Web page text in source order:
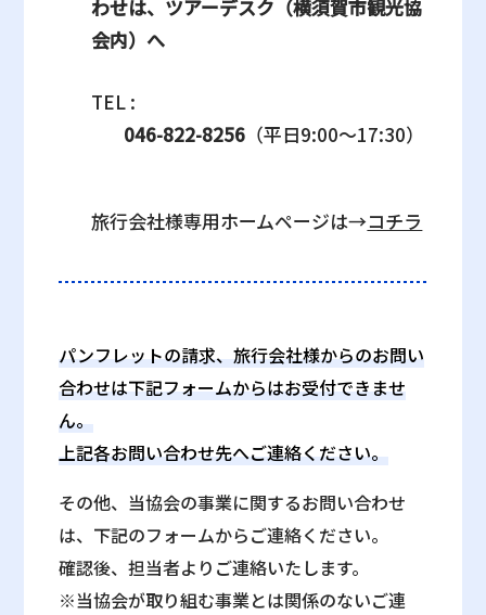
わせは、ツアーデスク（横須賀市観光協
会内）へ
TEL :
046-822-8256 （平日9:00～17:30）
旅行会社様専用ホームページは→コチラ
パンフレットの請求、旅行会社様からのお問い
合わせは下記フォームからはお受付できませ
ん。
上記各お問い合わせ先へご連絡ください。
その他、当協会の事業に関するお問い合わせ
は、下記のフォームからご連絡ください。
確認後、担当者よりご連絡いたします。
※当協会が取り組む事業とは関係のないご連